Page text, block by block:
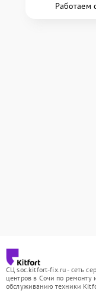
Работаем
СЦ soc.kitfort-fix.ru - сеть
центров в Сочи по ремонту
обслуживанию техники